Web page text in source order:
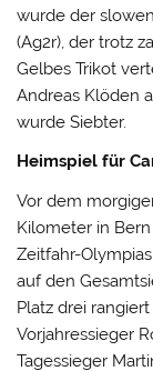
wurde der
(Ag2r), der trotz
Gelbes Trikot
Andreas Klöden
wurde Siebter.
Heimspiel für
Vor dem
Kilometer in
Zeitfahr-
auf den
Platz drei
Vorjahressieger
Tagessieger